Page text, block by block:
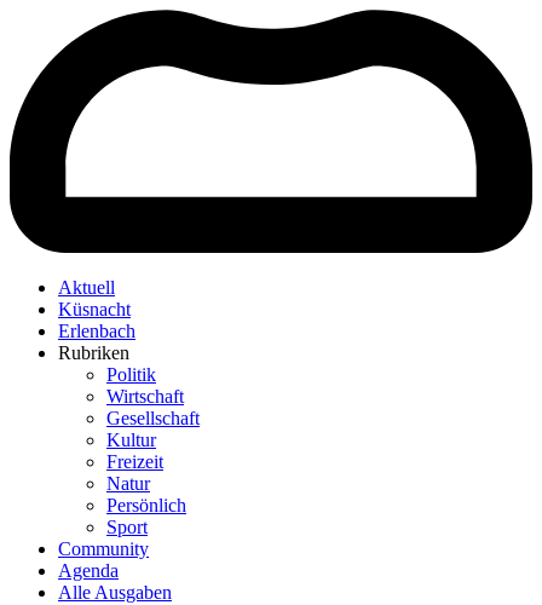
Aktuell
Küsnacht
Erlenbach
Rubriken
Politik
Wirtschaft
Gesellschaft
Kultur
Freizeit
Natur
Persönlich
Sport
Community
Agenda
Alle Ausgaben